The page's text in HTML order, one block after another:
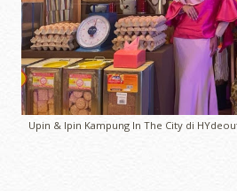
Upin & Ipin Kampung In The City di